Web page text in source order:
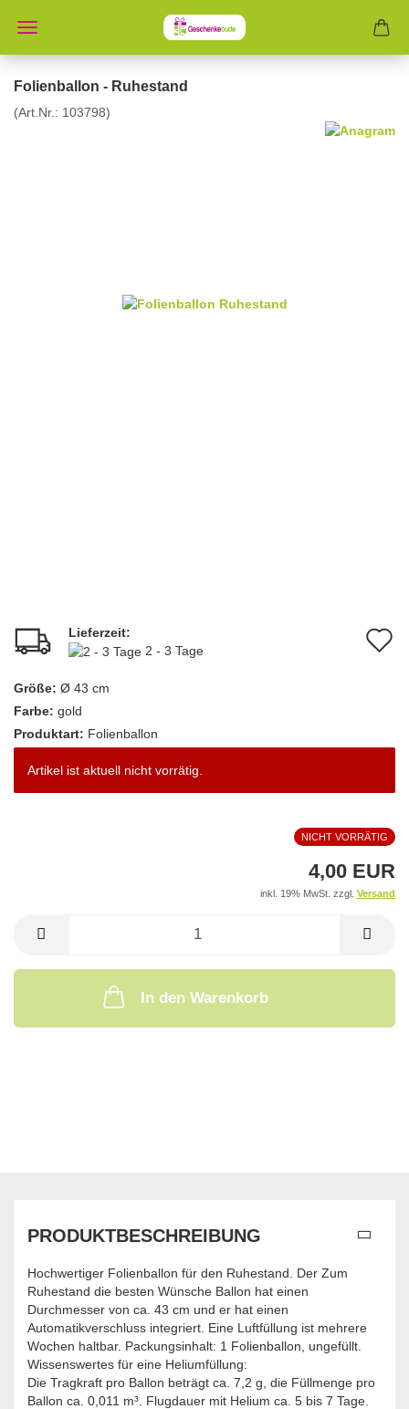
Folienballon - Ruhestand
(Art.Nr.: 103798)
Lieferzeit:
2 - 3 Tage
Größe: Ø 43 cm
Farbe: gold
Produktart: Folienballon
Artikel ist aktuell nicht vorrätig.
NICHT VORRÄTIG
4,00 EUR
inkl. 19% MwSt. zzgl. Versand
In den Warenkorb
PRODUKTBESCHREIBUNG
Hochwertiger Folienballon für den Ruhestand. Der Zum
Ruhestand die besten Wünsche Ballon hat einen
Durchmesser von ca. 43 cm und er hat einen
Automatikverschluss integriert. Eine Luftfüllung ist mehrere
Wochen haltbar. Packungsinhalt: 1 Folienballon, ungefüllt.
Wissenswertes für eine Heliumfüllung:
Die Tragkraft pro Ballon beträgt ca. 7,2 g, die Füllmenge pro
Ballon ca. 0,011 m³. Flugdauer mit Helium ca. 5 bis 7 Tage.